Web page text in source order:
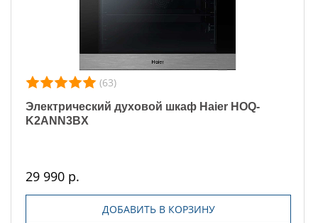
(63)
Электрический духовой шкаф Haier HOQ-
K2ANN3BX
29 990 р.
ДОБАВИТЬ В КОРЗИНУ